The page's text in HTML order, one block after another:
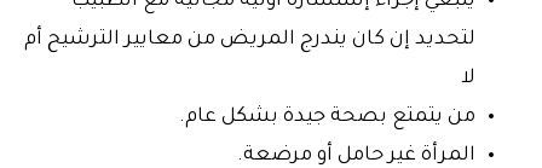
لتحديد إن كان يندرج المريض من معايير الترشيح أم
لا
من يتمتع بصحة جيدة بشكل عام.
المرأة غير حامل أو مرضعة.